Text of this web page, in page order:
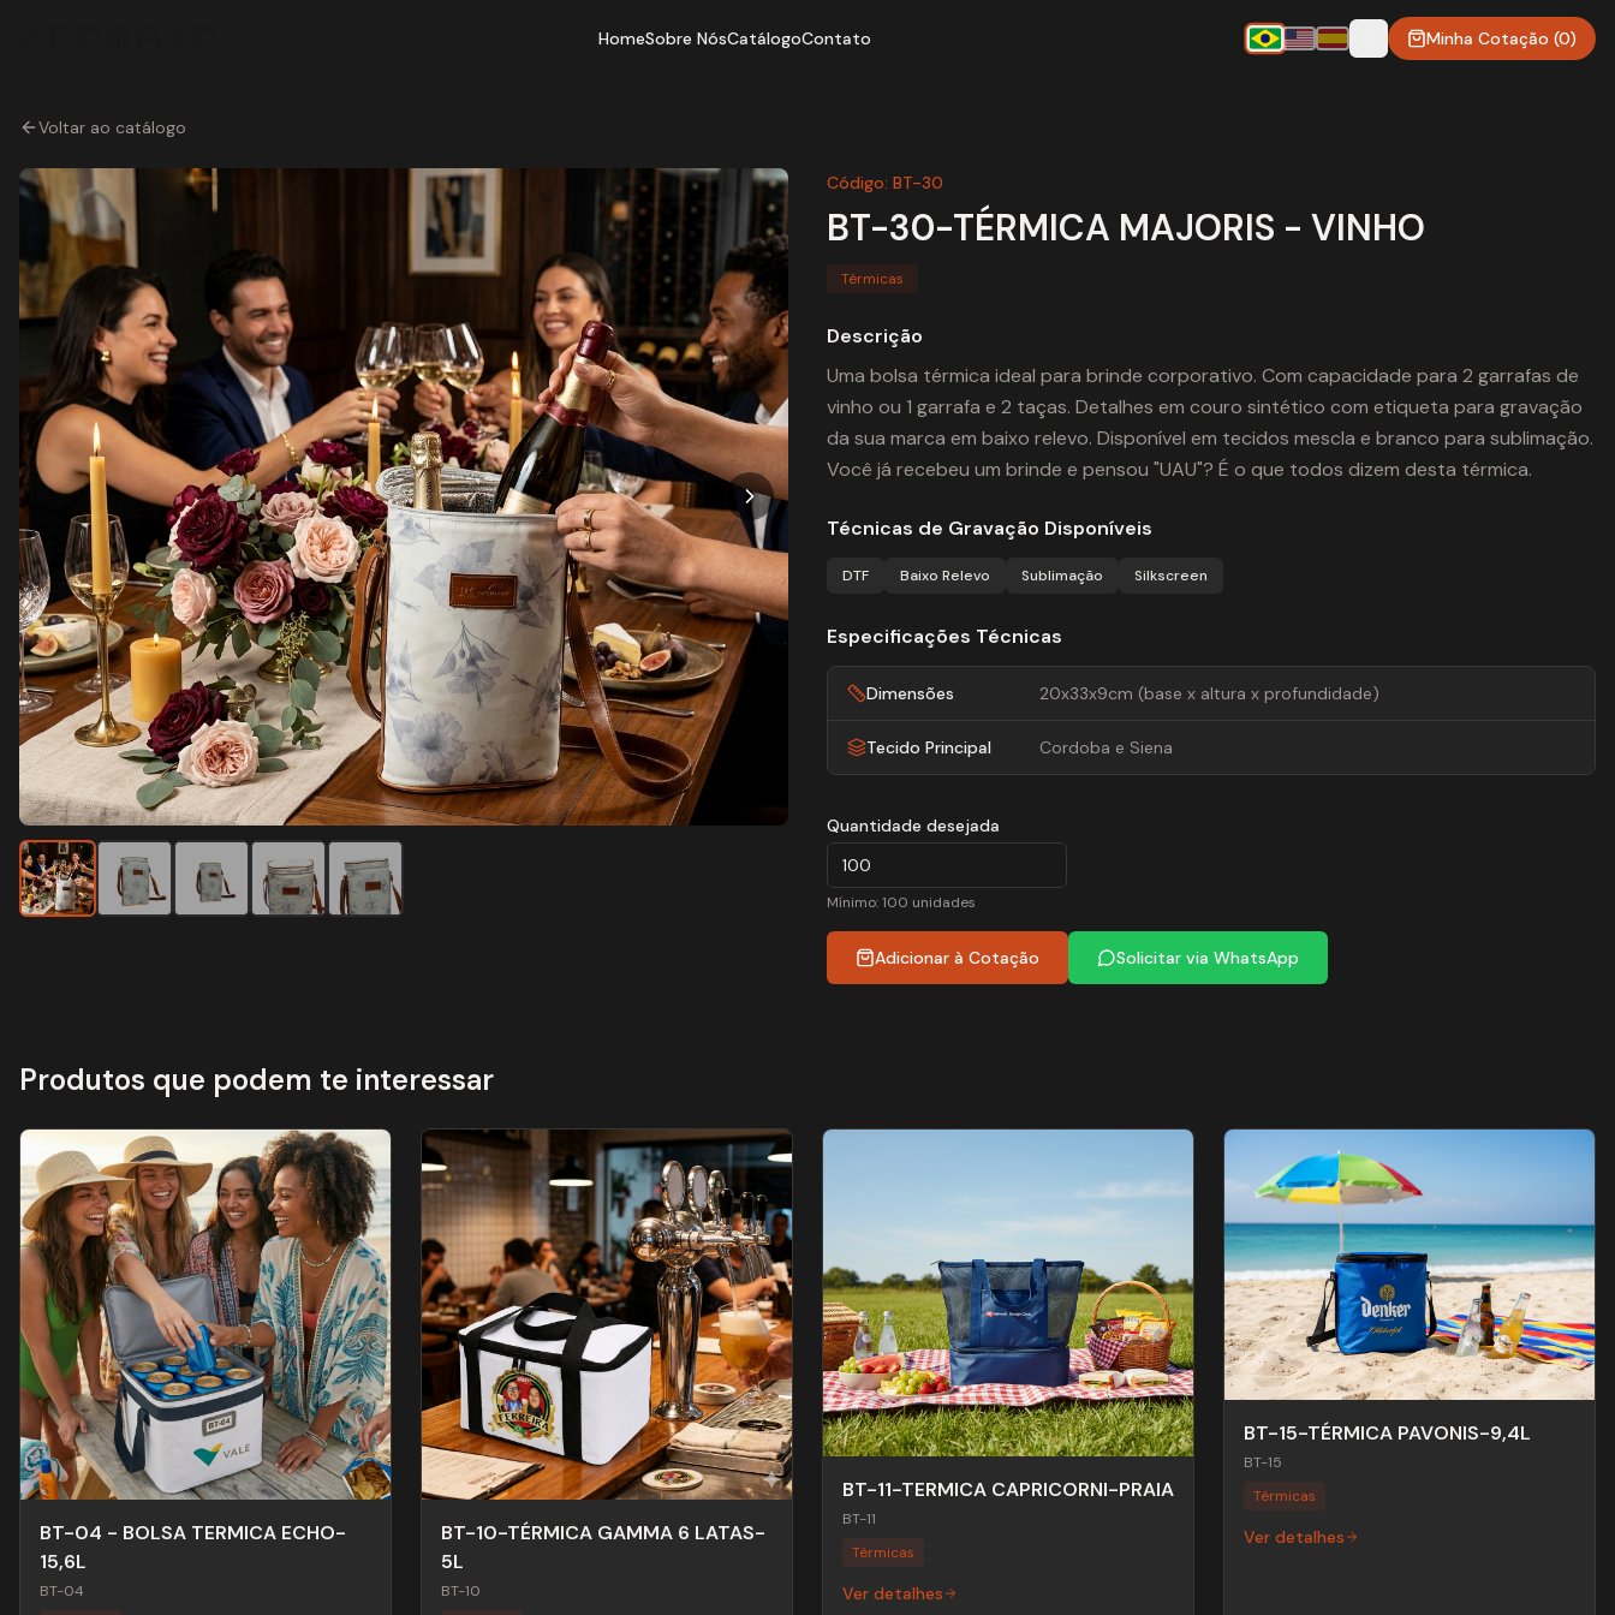
HomeSobre NósCatálogoContato Minha Cotação (0)
Voltar ao catálogo
Código: BT-30
BT-30-TÉRMICA MAJORIS - VINHO
Térmicas
Descrição
Uma bolsa térmica ideal para brinde corporativo. Com capacidade para 2 garrafas de
vinho ou 1 garrafa e 2 taças. Detalhes em couro sintético com etiqueta para gravação
da sua marca em baixo relevo. Disponível em tecidos mescla e branco para sublimação.
Você já recebeu um brinde e pensou "UAU"? É o que todos dizem desta térmica.
Técnicas de Gravação Disponíveis
DTF Baixo Relevo Sublimação Silkscreen
Especificações Técnicas
Dimensões 20x33x9cm (base x altura x profundidade)
Tecido Principal Cordoba e Siena
Quantidade desejada
Mínimo: 100 unidades
Adicionar à Cotação Solicitar via WhatsApp
Produtos que podem te interessar
BT-04 - BOLSA TERMICA ECHO-
15,6L
BT-04
BT-10-TÉRMICA GAMMA 6 LATAS-
5L
BT-10
BT-11-TERMICA CAPRICORNI-PRAIA
BT-11
Térmicas
Ver detalhes
BT-15-TÉRMICA PAVONIS-9,4L
BT-15
Térmicas
Ver detalhes